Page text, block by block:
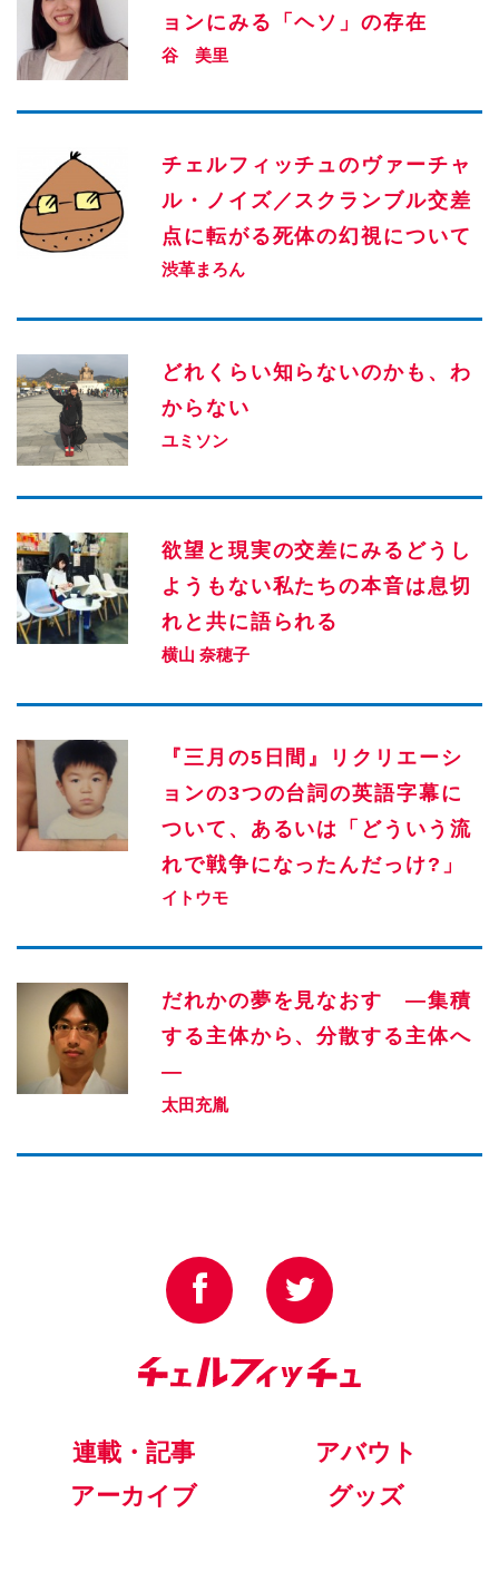
ョンにみる「ヘソ」の存在
谷 美里
チェルフィッチュのヴァーチャ
ル・ノイズ／スクランブル交差
点に転がる死体の幻視について
渋革まろん
どれくらい知らないのかも、わ
からない
ユミソン
欲望と現実の交差にみるどうし
ようもない私たちの本音は息切
れと共に語られる
横山 奈穂子
『三月の5日間』リクリエーシ
ョンの3つの台詞の英語字幕に
ついて、あるいは「どういう流
れで戦争になったんだっけ?」
イトウモ
だれかの夢を見なおす ―集積
する主体から、分散する主体へ
―
太田充胤
連載・記事
アバウト
アーカイブ
グッズ